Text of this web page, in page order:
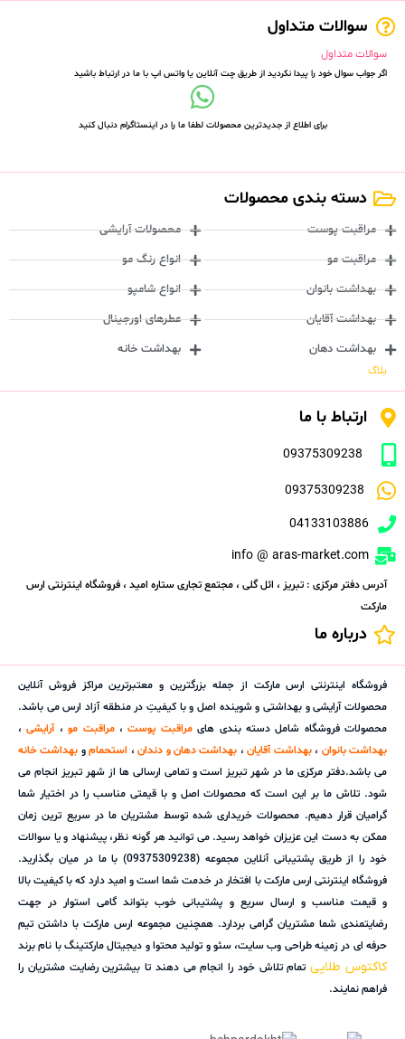
سوالات متداول
سوالات متداول
اگر جواب سوال خود را پیدا نکردید از طریق چت آنلاین یا واتس اپ با ما در ارتباط باشید
برای اطلاع از جدیدترین محصولات لطفا ما را در اینستاگرام دنبال کنید
دسته بندی محصولات
مراقبت پوست
مراقبت مو
بهداشت بانوان
بهداشت آقایان
بهداشت دهان
محصولات آرایشی
انواع رنگ مو
انواع شامپو
عطرهای اورجینال
بهداشت خانه
بلاگ
ارتباط با ما
09375309238
09375309238
04133103886
info @ aras-market.com
آدرس دفتر مرکزی : تبریز ، ائل گلی ، مجتمع تجاری ستاره امید ، فروشگاه اینترنتی ارس
مارکت
درباره ما
فروشگاه اینترنتی ارس مارکت از جمله بزرگترین و معتبرترین مراکز فروش آنلاین
محصولات آرایشی و بهداشتی و شوینده اصل و با کیفیتِ در منطقه آزاد ارس می باشد.
محصولات فروشگاه شامل دسته بندی هایمراقبت پوست،مراقبت مو،آرایشی،
بهداشت بانوان ،بهداشت آقایان، بهداشت دهان و دندان، استحمامو بهداشت خانه
می باشد.دفتر مرکزی ما در شهر تبریز است و تمامی ارسالی ها از شهر تبریز انجام می
شود. تلاش ما بر این است که محصولات اصل و با قیمتی مناسب را در اختیار شما
گرامیان قرار دهیم. محصولات خریداری شده توسط مشتریان ما در سریع ترین زمان
ممکن به دست این عزیزان خواهد رسید. می توانید هر گونه نظر، پیشنهاد و یا سوالات
خود را از طریق پشتیبانی آنلاین مجموعه (09375309238) با ما در میان بگذارید.
فروشگاه اینترنتی ارس مارکت با افتخار در خدمت شما است و امید دارد که با کیفیت بالا
و قیمت مناسب و ارسال سریع و پشتیبانی خوب بتواند گامی استوار در جهت
رضایتمندی شما مشتریان گرامی بردارد. همچنین مجموعه ارس مارکت با داشتن تیم
حرفه ای در زمینه طراحی وب سایت، سئو و تولید محتوا و دیجیتال مارکتینگ با نام برند
کاکتوس طلاییتمام تلاش خود را انجام می دهند تا بیشترین رضایت مشتریان را
فراهم نمایند.